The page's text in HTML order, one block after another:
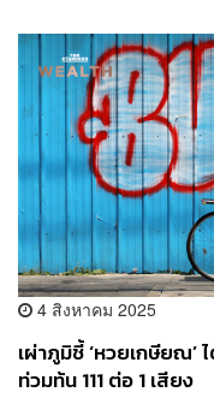
4 สิงหาคม 2025
เผ่าภูมิชี้ ‘หวยเกษียณ’
ท่วมท้น 111 ต่อ 1 เสียง